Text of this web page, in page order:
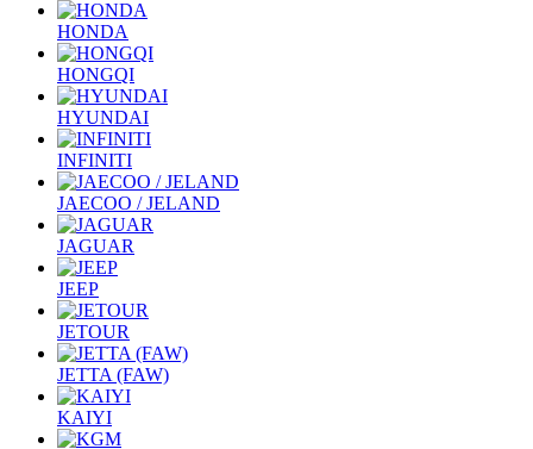
HONDA
HONGQI
HYUNDAI
INFINITI
JAECOO / JELAND
JAGUAR
JEEP
JETOUR
JETTA (FAW)
KAIYI